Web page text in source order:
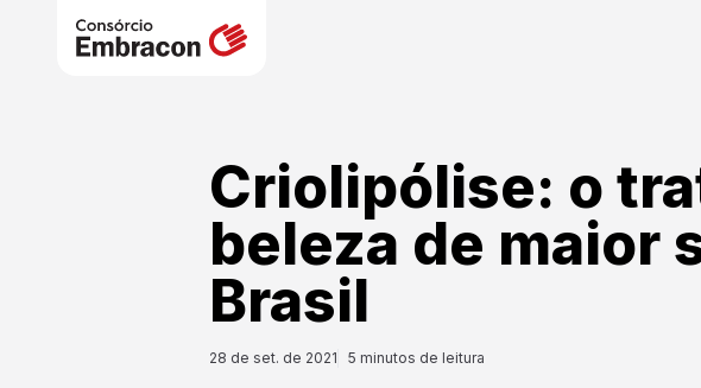
Criolipólise: o
beleza de maior
Brasil
28 de set. de 2021 5 minutos de leitura